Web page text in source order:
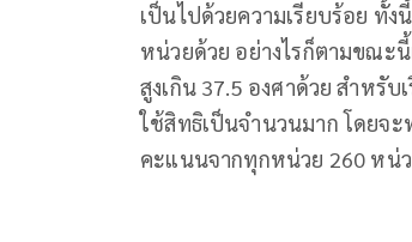
เป็นไปด้วยความเรียบร้อย​ ทั้
หน่วยด้วย​ อย่างไรก็ตามขณะ
สูงเกิน​ 37.5 องศา​ด้วย​ สำหรั
ใช้สิทธิเป็นจำนวนมาก​ โดยจ
คะแนนจากทุกหน่วย​ 260 หน่